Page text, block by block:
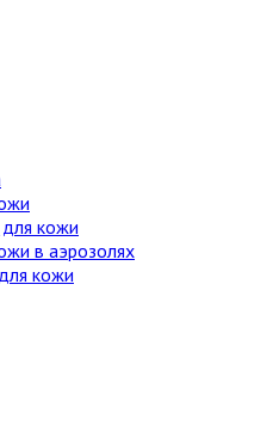
для кожи
в аэрозолях
кожи